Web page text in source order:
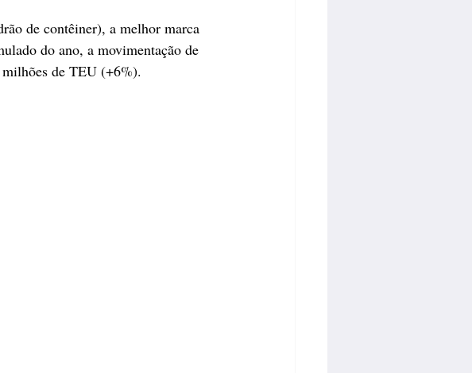
de contêiner), a melhor marca
do ano, a movimentação de
de TEU (+6%).